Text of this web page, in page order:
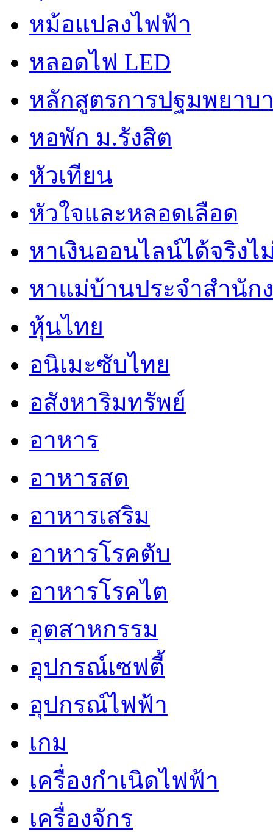
หม้อแปลงไฟฟ้า
หลอดไฟ LED
หลักสูตรการปฐมพยาบ
หอพัก ม.รังสิต
หัวเทียน
หัวใจและหลอดเลือด
หาเงินออนไลน์ได้จริงไ
หาแม่บ้านประจำสำนัก
หุ้นไทย
อนิเมะซับไทย
อสังหาริมทรัพย์
อาหาร
อาหารสด
อาหารเสริม
อาหารโรคตับ
อาหารโรคไต
อุตสาหกรรม
อุปกรณ์เซฟตี้
อุปกรณ์ไฟฟ้า
เกม
เครื่องกำเนิดไฟฟ้า
เครื่องจักร